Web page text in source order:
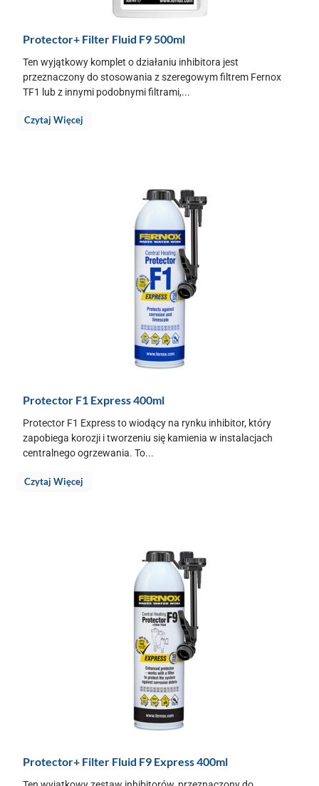
Protector+ Filter Fluid F9 500ml
Ten wyjątkowy komplet o działaniu inhibitora jest
przeznaczony do stosowania z szeregowym filtrem Fernox
TF1 lub z innymi podobnymi filtrami,...
Czytaj Więcej
Protector F1 Express 400ml
Protector F1 Express to wiodący na rynku inhibitor, który
zapobiega korozji i tworzeniu się kamienia w instalacjach
centralnego ogrzewania. To...
Czytaj Więcej
Protector+ Filter Fluid F9 Express 400ml